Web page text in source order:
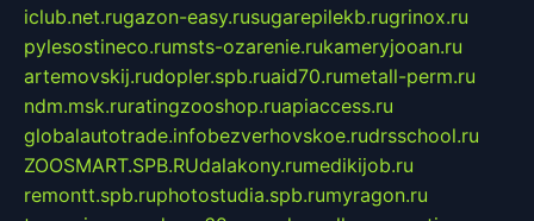
iclub.net.rugazon-easy.rusugarepilekb.rugrinox.ru
pylesostineco.rumsts-ozarenie.rukameryjooan.ru
artemovskij.rudopler.spb.ruaid70.rumetall-perm.ru
ndm.msk.ruratingzooshop.ruapiaccess.ru
globalautotrade.infobezverhovskoe.rudrsschool.ru
ZOOSMART.SPB.RUdalakony.rumedikijob.ru
remontt.spb.ruphotostudia.spb.rumyragon.ru